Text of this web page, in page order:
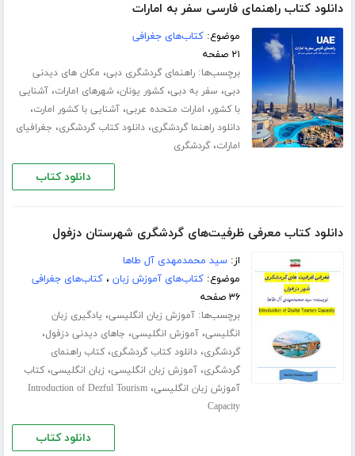
دانلود کتاب راهنمای فارسی سفر به امارات
موضوع:کتاب‌های جغرافی
۲۱ صفحه
برچسب‌ها:راهنمای گردشگری دبی، مکان های دیدنی
دبی، سفر به دبی،کشور یونان،شهرهای امارات،آشنایی
با کشور، امارات متحده عربی،آشنایی با کشور امارت،
دانلود راهنما گردشگری،دانلود کتاب گردشگری، جغرافیای
امارات،گردشگری
دانلود کتاب
دانلود کتاب معرفی ظرفیت‌های گردشگری شهرستان دزفول
از:سید محمدمهدی آل طاها
موضوع:کتاب‌های آموزش زبان ،کتاب‌های جغرافی
۳۶ صفحه
برچسب‌ها:آموزش زبان انگلیسی، یادگیری زبان
انگلیسی،آموزش انگلیسی، جاهای دیدنی دزفول،
گردشگری،دانلود کتاب گردشگری،کتاب راهنمای
گردشگری،آموزش زبان انگلیسی، زبان انگلیسی،کتاب
آموزش زبان انگلیسی،Introduction of Dezful Tourism
Capacity
دانلود کتاب